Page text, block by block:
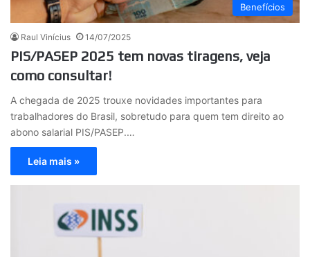
Benefícios
Raul Vinícius 14/07/2025
PIS/PASEP 2025 tem novas tiragens, veja
como consultar!
A chegada de 2025 trouxe novidades importantes para
trabalhadores do Brasil, sobretudo para quem tem direito ao
abono salarial PIS/PASEP.…
Leia mais »